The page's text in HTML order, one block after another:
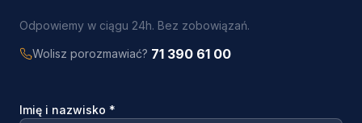
Odpowiemy w ciągu 24h. Bez zobowiązań.
Wolisz porozmawiać? 71 390 61 00
Imię i nazwisko *